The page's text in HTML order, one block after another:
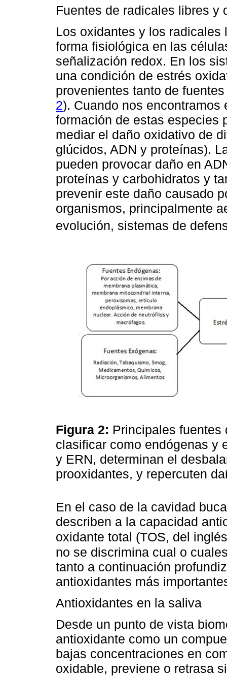
Fuentes de radicales libres y
Los oxidantes y los
forma fisiológica en las
señalización redox. En los
una condición de estrés
provenientes tanto de
2). Cuando nos
formación de estas especies
mediar el daño oxidativo de
glúcidos, ADN y proteínas).
pueden provocar daño en
proteínas y carbohidratos y
prevenir este daño causado
organismos, principalmente
evolución, sistemas de
Figura 2: Principales fuentes
clasificar como endógenas y
y ERN, determinan el
prooxidantes, y repercuten
En el caso de la cavidad
describen a la capacidad
oxidante total (TOS, del
no se discrimina cual o
tanto a continuación
antioxidantes más
Antioxidantes en la saliva
Desde un punto de vista
antioxidante como un
bajas concentraciones en
oxidable, previene o retrasa